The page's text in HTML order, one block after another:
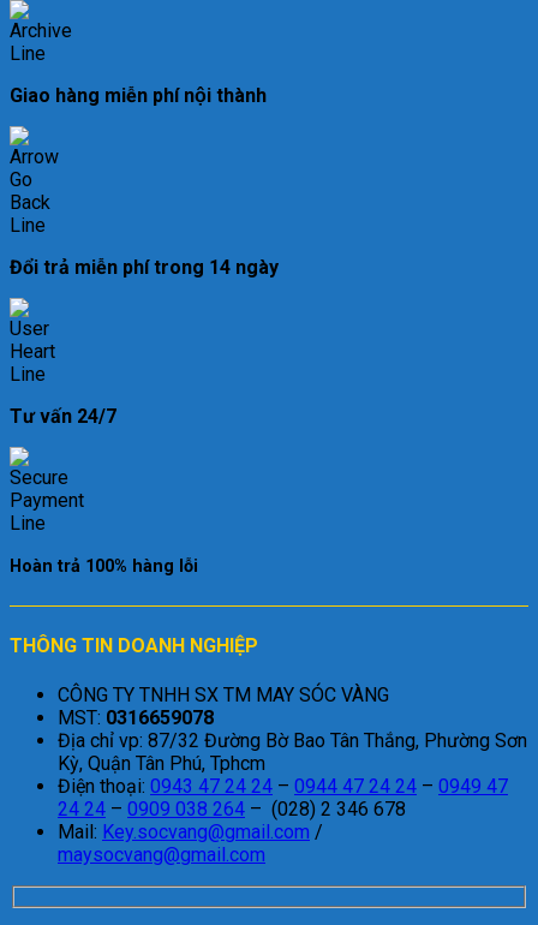
Giao hàng miễn phí nội thành
Đổi trả miễn phí trong 14 ngày
Tư vấn 24/7
Hoàn trả 100% hàng lỗi
THÔNG TIN DOANH NGHIỆP
CÔNG TY TNHH SX TM MAY SÓC VÀNG
MST: 0316659078
Địa chỉ vp: 87/32 Đường Bờ Bao Tân Thắng, Phường Sơn
Kỳ, Quận Tân Phú, Tphcm
Điện thoại: 0943 47 24 24 – 0944 47 24 24 – 0949 47
24 24 – 0909 038 264 – (028) 2 346 678
Mail: Key.socvang@gmail.com /
maysocvang@gmail.com